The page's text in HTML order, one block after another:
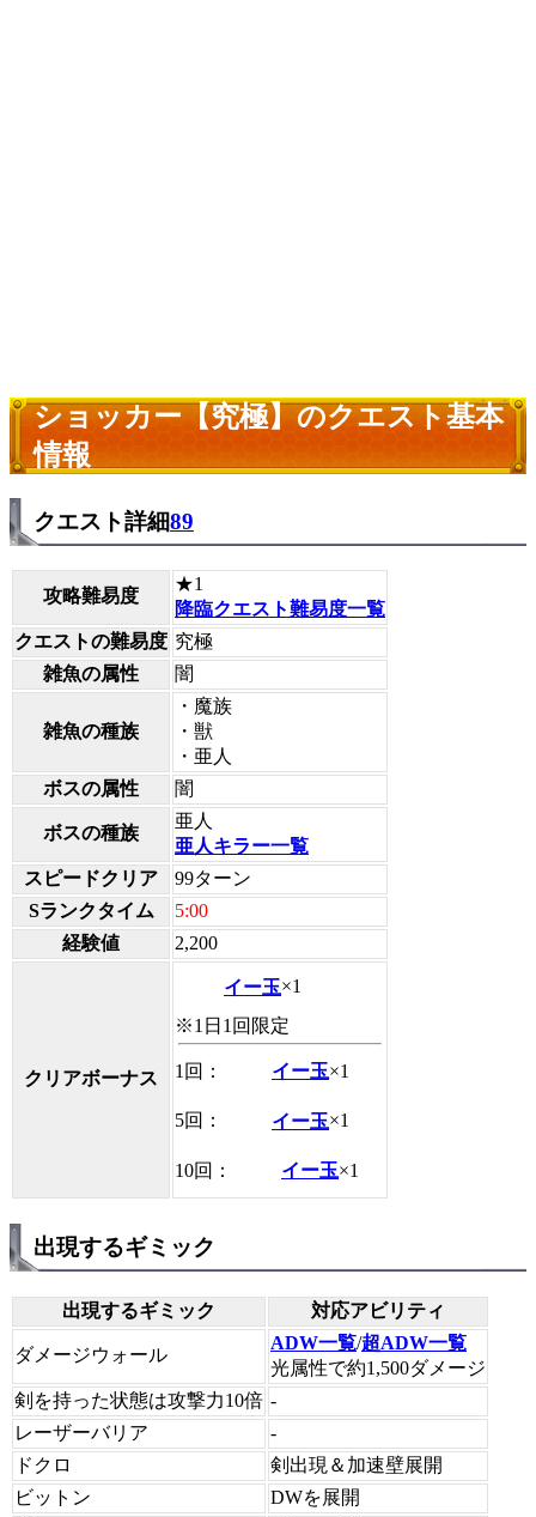
ショッカー【究極】のクエスト基本
情報
クエスト詳細89
攻略難易度
★1
降臨クエスト難易度一覧
クエストの難易度 究極
雑魚の属性
闇
雑魚の種族
・魔族
・獣
・亜人
ボスの属性
闇
ボスの種族
亜人
亜人キラー一覧
スピードクリア
99ターン
Sランクタイム
5:00
経験値
2,200
クリアボーナス
イー玉×1
※1日1回限定
1回： イー玉×1
5回： イー玉×1
10回： イー玉×1
出現するギミック
出現するギミック 対応アビリティ
ダメージウォール
ADW一覧/超ADW一覧
光属性で約1,500ダメージ
剣を持った状態は攻撃力10倍 -
レーザーバリア
-
ドクロ
剣出現＆加速壁展開
ビットン
DWを展開